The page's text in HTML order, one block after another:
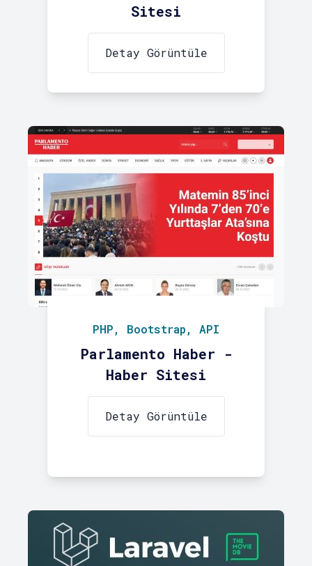
Sitesi
Detay Görüntüle
PHP, Bootstrap, API
Parlamento Haber -
Haber Sitesi
Detay Görüntüle